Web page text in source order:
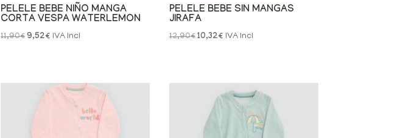
PELELE BEBE NIÑO MANGA
CORTA VESPA WATERLEMON
11,90€ El
11,90€.
9,52€ El
9,52€.
IVA Incl
PELELE BEBE SIN MANGAS
JIRAFA
12,90€ El
12,90€.
10,32€El
10,32€.
IVA Incl